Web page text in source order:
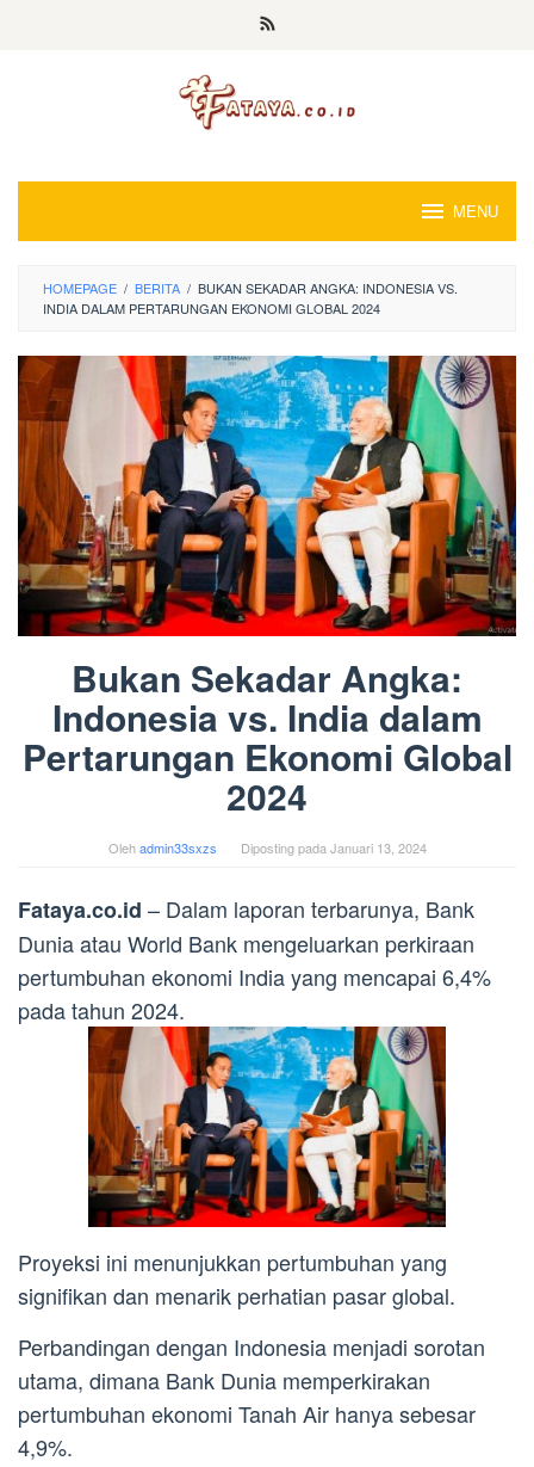
MENU
HOMEPAGE / BERITA / BUKAN SEKADAR ANGKA: INDONESIA VS.
INDIA DALAM PERTARUNGAN EKONOMI GLOBAL 2024
Bukan Sekadar Angka:
Indonesia vs. India dalam
Pertarungan Ekonomi Global
2024
Olehadmin33sxzs Diposting pada Januari 13, 2024
Fataya.co.id – Dalam laporan terbarunya, Bank
Dunia atau World Bank mengeluarkan perkiraan
pertumbuhan ekonomi India yang mencapai 6,4%
pada tahun 2024.
Proyeksi ini menunjukkan pertumbuhan yang
signifikan dan menarik perhatian pasar global.
Perbandingan dengan Indonesia menjadi sorotan
utama, dimana Bank Dunia memperkirakan
pertumbuhan ekonomi Tanah Air hanya sebesar
4,9%.